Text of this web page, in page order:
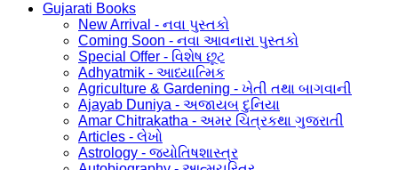
Gujarati Books
New Arrival - નવા પુસ્તકો
Coming Soon - નવા આવનારા પુસ્તકો
Special Offer - વિશેષ છૂટ
Adhyatmik - આધ્યાત્મિક
Agriculture & Gardening - ખેતી તથા બાગવાની
Ajayab Duniya - અજાયબ દુનિયા
Amar Chitrakatha - અમર ચિત્રકથા ગુજરાતી
Articles - લેખો
Astrology - જ્યોતિષશાસ્ત્ર